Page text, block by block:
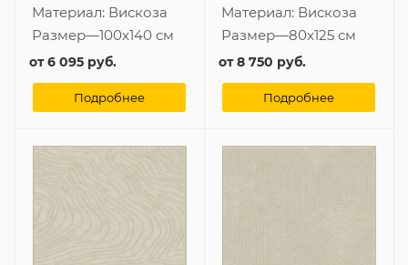
Материал: Вискоза
Размер—100x140 см
от6 095 руб.
Подробнее
Материал: Вискоза
Размер—80x125 см
от8 750 руб.
Подробнее